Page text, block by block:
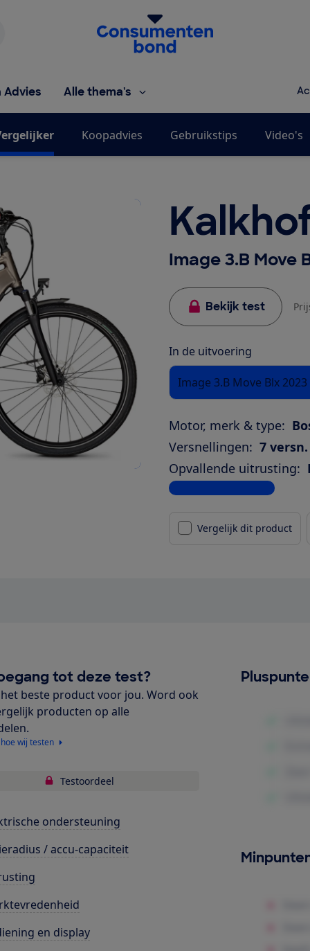
Homepage van de Consumentenbond
Advies Alle thema's
Koopadvies Gebruikstips Video's
Image 3.B Move
Bekijk test
In de uitvoering
Image 3.B Move Blx
Motor, merk & type:
Versnellingen: 7
Opvallende uitrusting:
Bekijk alle specificaties
Vergelijk dit product
tot deze test?
beste product voor jou. Word ook
producten op alle
wij testen
Testoordeel
ondersteuning
/ accu-capaciteit
en display